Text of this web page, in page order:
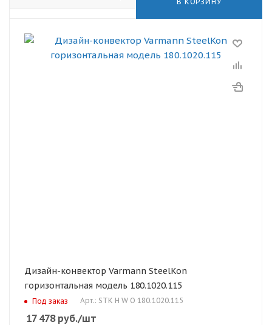
Дизайн-конвектор Varmann SteelKon
горизонтальная модель 180.1020.115
Под заказ Арт.: STK H W O 180.1020.115
17 478руб./шт